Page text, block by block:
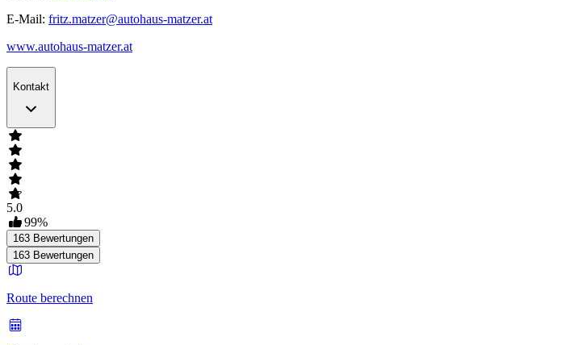
E-Mail: fritz.matzer@autohaus-matzer.at
www.autohaus-matzer.at
Kontakt
5.0
99%
163 Bewertungen
163 Bewertungen
Route berechnen